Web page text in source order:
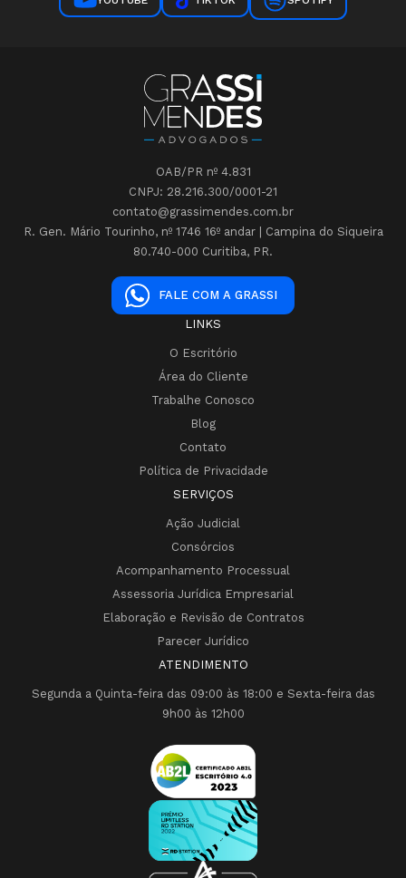
OAB/PR nº 4.831
CNPJ: 28.216.300/0001-21
contato@grassimendes.com.br
R. Gen. Mário Tourinho, nº 1746 16º andar | Campina do Siqueira
80.740-000 Curitiba, PR.
FALE COM A GRASSI
LINKS
O Escritório
Área do Cliente
Trabalhe Conosco
Blog
Contato
Política de Privacidade
SERVIÇOS
Ação Judicial
Consórcios
Acompanhamento Processual
Assessoria Jurídica Empresarial
Elaboração e Revisão de Contratos
Parecer Jurídico
ATENDIMENTO
Segunda a Quinta-feira das 09:00 às 18:00 e Sexta-feira das
9h00 às 12h00